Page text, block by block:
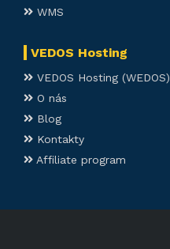
WMS
VEDOS Hosting
VEDOS Hosting (WEDOS)
O nás
Blog
Kontakty
Affiliate program